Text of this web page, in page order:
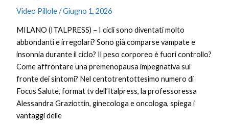
Video Pillole/Giugno 1, 2026
MILANO (ITALPRESS) – I cicli sono diventati molto
abbondanti e irregolari? Sono già comparse vampate e
insonnia durante il ciclo? Il peso corporeo è fuori controllo?
Come affrontare una premenopausa impegnativa sul
fronte dei sintomi? Nel centotrentottesimo numero di
Focus Salute, format tv dell’Italpress, la professoressa
Alessandra Graziottin, ginecologa e oncologa, spiega i
vantaggi delle